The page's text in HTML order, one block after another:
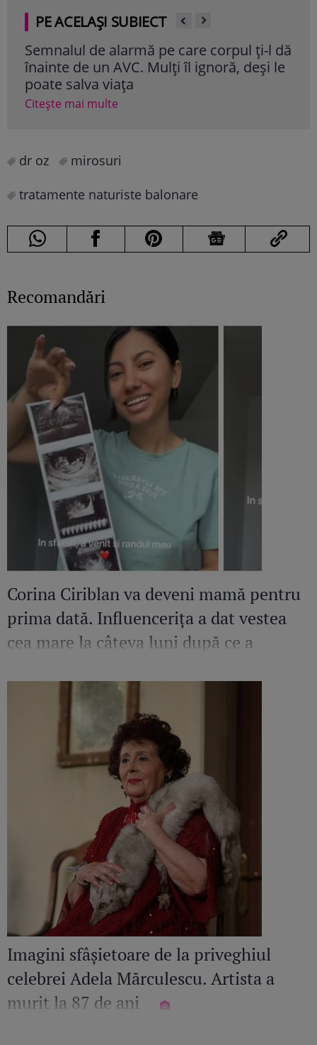
PE ACELAȘI SUBIECT
Semnalul de alarmă pe care corpul ți-l dă
înainte de un AVC. Mulți îl ignoră, deși le
poate salva viața
Citește mai multe
dr oz
mirosuri
tratamente naturiste balonare
Recomandări
Corina Ciriblan va deveni mamă pentru
prima dată. Influencerița a dat vestea
cea mare la câteva luni după ce a
Imagini sfâșietoare de la priveghiul
celebrei Adela Mărculescu. Artista a
murit la 87 de ani